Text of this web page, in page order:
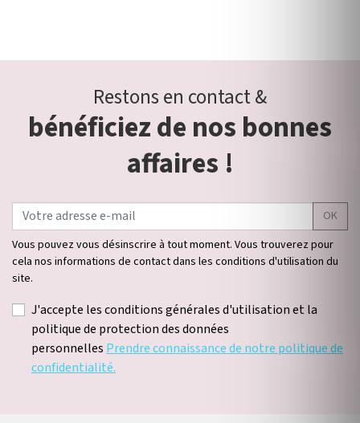
Restons en contact &
bénéficiez de nos bonnes
affaires !
OK
Vous pouvez vous désinscrire à tout moment. Vous trouverez pour
cela nos informations de contact dans les conditions d'utilisation du
site.
J'accepte les conditions générales d'utilisation et la
politique de protection des données
personnelles Prendre connaissance de notre politique de
confidentialité.